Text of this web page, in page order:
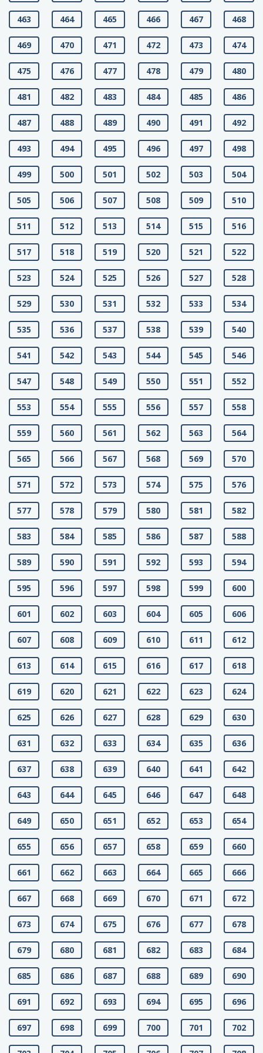
463 464 465 466 467 468
469 470 471 472 473 474
475 476 477 478 479 480
481 482 483 484 485 486
487 488 489 490 491 492
493 494 495 496 497 498
499 500 501 502 503 504
505 506 507 508 509 510
511 512 513 514 515 516
517 518 519 520 521 522
523 524 525 526 527 528
529 530 531 532 533 534
535 536 537 538 539 540
541 542 543 544 545 546
547 548 549 550 551 552
553 554 555 556 557 558
559 560 561 562 563 564
565 566 567 568 569 570
571 572 573 574 575 576
577 578 579 580 581 582
583 584 585 586 587 588
589 590 591 592 593 594
595 596 597 598 599 600
601 602 603 604 605 606
607 608 609 610 611 612
613 614 615 616 617 618
619 620 621 622 623 624
625 626 627 628 629 630
631 632 633 634 635 636
637 638 639 640 641 642
643 644 645 646 647 648
649 650 651 652 653 654
655 656 657 658 659 660
661 662 663 664 665 666
667 668 669 670 671 672
673 674 675 676 677 678
679 680 681 682 683 684
685 686 687 688 689 690
691 692 693 694 695 696
697 698 699 700 701 702